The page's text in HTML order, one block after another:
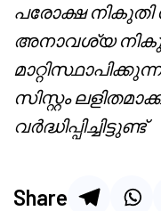
പരോക്ഷ
അനാവശ്യ
സിസ്റ്റം
വർദ്ധിപ്പിച്ചിട്ടുണ്ട്
Share